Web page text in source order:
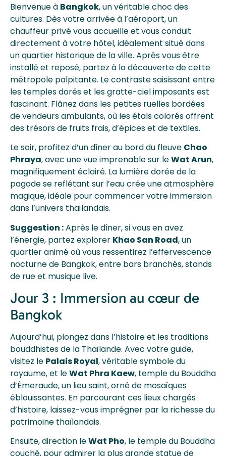
Bienvenue à Bangkok, un véritable choc des
cultures. Dès votre arrivée à l’aéroport, un
chauffeur privé vous accueille et vous conduit
directement à votre hôtel, idéalement situé dans
un quartier historique de la ville. Après vous être
installé et reposé, partez à la découverte de cette
métropole palpitante. Le contraste saisissant entre
les temples dorés et les gratte-ciel imposants est
fascinant. Flânez dans les petites ruelles bordées
de vendeurs ambulants, où les étals colorés offrent
des trésors de fruits frais, d’épices et de textiles.
Le soir, profitez d’un dîner au bord du fleuve Chao
Phraya, avec une vue imprenable sur leWat Arun,
magnifiquement éclairé. La lumière dorée de la
pagode se reflétant sur l’eau crée une atmosphère
magique, idéale pour commencer votre immersion
dans l’univers thaïlandais.
Suggestion :Après le dîner, si vous en avez
l’énergie, partez explorer Khao San Road, un
quartier animé où vous ressentirez l’effervescence
nocturne de Bangkok, entre bars branchés, stands
de rue et musique live.
Jour 3 : Immersion au cœur de
Bangkok
Aujourd’hui, plongez dans l’histoire et les traditions
bouddhistes de la Thaïlande. Avec votre guide,
visitez le Palais Royal, véritable symbole du
royaume, et leWat Phra Kaew, temple du Bouddha
d’Émeraude, un lieu saint, orné de mosaïques
éblouissantes. En parcourant ces lieux chargés
d’histoire, laissez-vous imprégner par la richesse du
patrimoine thaïlandais.
Ensuite, direction leWat Pho, le temple du Bouddha
couché, pour admirer la plus grande statue de